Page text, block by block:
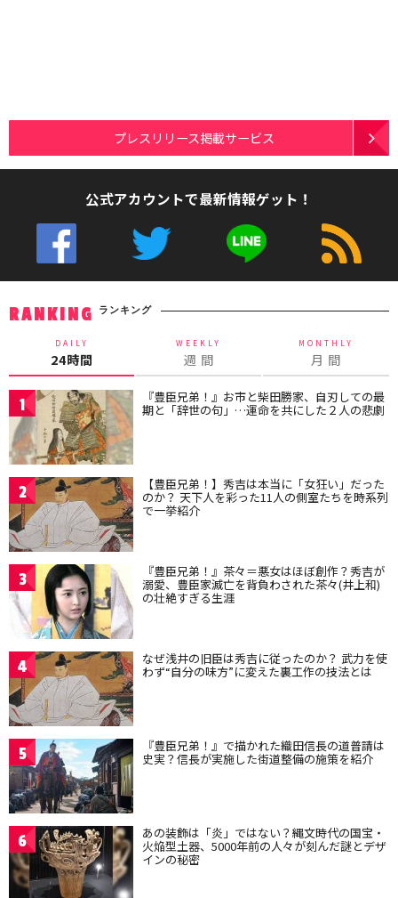
プレスリリース掲載サービス
公式アカウントで最新情報ゲット！
RANKING ランキング
DAILY
24時間
WEEKLY
週 間
MONTHLY
月 間
1 『豊臣兄弟！』お市と柴田勝家、自刃しての最
期と「辞世の句」…運命を共にした２人の悲劇
2 【豊臣兄弟！】秀吉は本当に「女狂い」だった
のか？ 天下人を彩った11人の側室たちを時系列
で一挙紹介
3 『豊臣兄弟！』茶々＝悪女はほぼ創作？秀吉が
溺愛、豊臣家滅亡を背負わされた茶々(井上和)
の壮絶すぎる生涯
4 なぜ浅井の旧臣は秀吉に従ったのか？ 武力を使
わず“自分の味方”に変えた裏工作の技法とは
5 『豊臣兄弟！』で描かれた織田信長の道普請は
史実？信長が実施した街道整備の施策を紹介
6 あの装飾は「炎」ではない？縄文時代の国宝・
火焔型土器、5000年前の人々が刻んだ謎とデザ
インの秘密